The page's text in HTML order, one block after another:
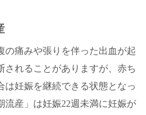
の痛みや張りを伴った出血が起
されることがありますが、赤ち
は妊娠を継続できる状態となっ
流産」は妊娠22週未満に妊娠が